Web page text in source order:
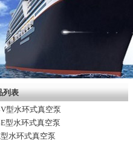
列表
型水环式真空泵
型水环式真空泵
水环式真空泵